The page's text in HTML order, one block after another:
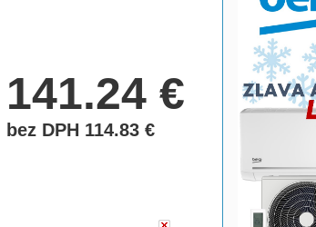
141.24€
bez DPH 114.83€